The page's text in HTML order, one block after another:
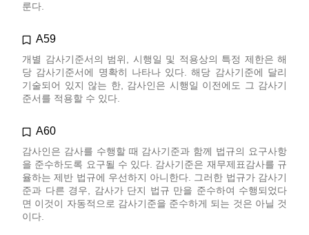
룬다.
A59
개별 감사기준서의 범위, 시행일 및 적용상의 특정 제한은 해
당 감사기준서에 명확히 나타나 있다. 해당 감사기준에 달리
기술되어 있지 않는 한, 감사인은 시행일 이전에도 그 감사기
준서를 적용할 수 있다.
A60
감사인은 감사를 수행할 때 감사기준과 함께 법규의 요구사항
을 준수하도록 요구될 수 있다. 감사기준은 재무제표감사를 규
율하는 제반 법규에 우선하지 아니한다. 그러한 법규가 감사기
준과 다른 경우, 감사가 단지 법규 만을 준수하여 수행되었다
면 이것이 자동적으로 감사기준을 준수하게 되는 것은 아닐 것
이다.